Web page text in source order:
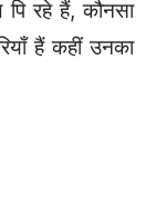
रहे हैं, कौनसा
हैं कहीं उनका